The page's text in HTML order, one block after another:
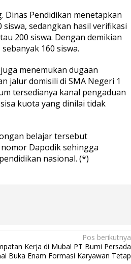
Dinas Pendidikan menetapkan
sedangkan hasil verifikasi
200 siswa. Dengan demikian
160 siswa.
menemukan dugaan
jalur domisili di SMA Negeri 1
tersedianya kanal pengaduan
kuota yang dinilai tidak
belajar tersebut
Dapodik sehingga
nasional. (*)
Pos berikutnya
Kerja di Muba! PT Bumi Persada
Buka Enam Formasi Karyawan Tetap